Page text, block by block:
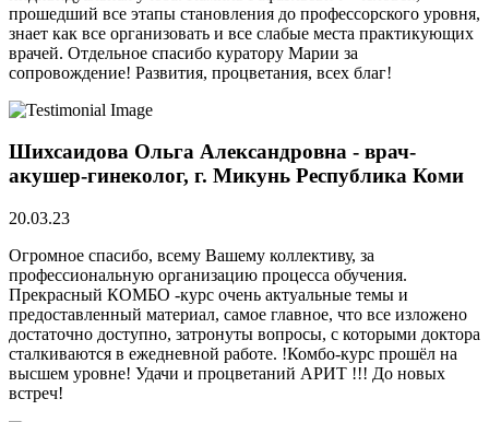
прошедший все этапы становления до профессорского уровня,
знает как все организовать и все слабые места практикующих
врачей. Отдельное спасибо куратору Марии за
сопровождение! Развития, процветания, всех благ!
Шихсаидова Ольга Александровна - врач-
акушер-гинеколог, г. Микунь Республика Коми
20.03.23
Огромное спасибо, всему Вашему коллективу, за
профессиональную организацию процесса обучения.
Прекрасный КОМБО -курс очень актуальные темы и
предоставленный материал, самое главное, что все изложено
достаточно доступно, затронуты вопросы, с которыми доктора
сталкиваются в ежедневной работе. !Комбо-курс прошёл на
высшем уровне! Удачи и процветаний АРИТ !!! До новых
встреч!